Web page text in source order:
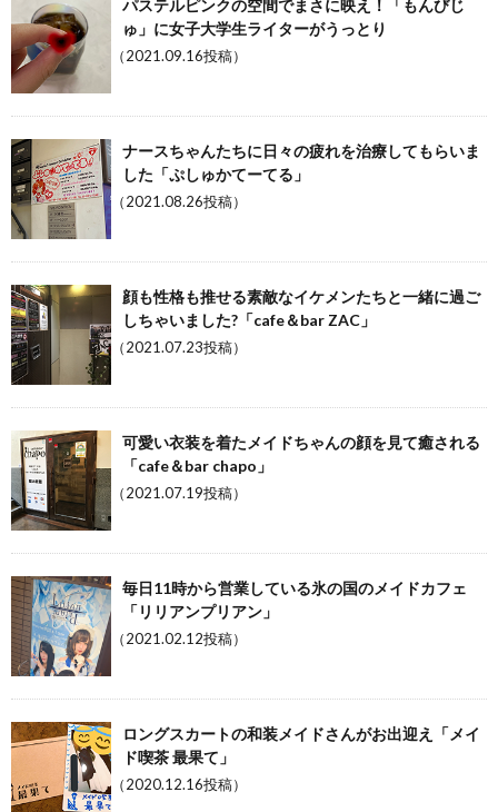
パステルピンクの空間でまさに映え！「もんびじ
ゅ」に女子大学生ライターがうっとり
（2021.09.16投稿）
ナースちゃんたちに日々の疲れを治療してもらいま
した「ぷしゅかてーてる」
（2021.08.26投稿）
顔も性格も推せる素敵なイケメンたちと一緒に過ご
しちゃいました?「cafe＆bar ZAC」
（2021.07.23投稿）
可愛い衣装を着たメイドちゃんの顔を見て癒される
「cafe＆bar chapo」
（2021.07.19投稿）
毎日11時から営業している氷の国のメイドカフェ
「リリアンプリアン」
（2021.02.12投稿）
ロングスカートの和装メイドさんがお出迎え「メイ
ド喫茶 最果て」
（2020.12.16投稿）